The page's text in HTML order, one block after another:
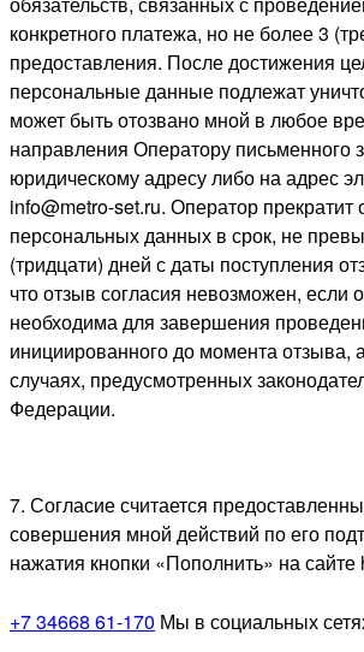
конкретного платежа, но не более 3
предоставления. После достижения
персональные данные подлежат
может быть отозвано мной в любое
направления Оператору письменного
юридическому адресу либо на адрес
info@metro-set.ru. Оператор прекратит
персональных данных в срок, не
(тридцати) дней с даты поступления
что отзыв согласия невозможен, если
необходима для завершения
инициированного до момента отзыва,
случаях, предусмотренных
Федерации.
7. Согласие считается
совершения мной действий по его
нажатия кнопки «Пополнить» на сайте
+7 34668 61-170 Мы в социальных